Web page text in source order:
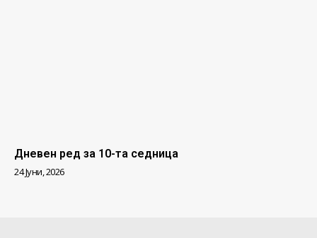
Дневен ред за 10-та седница
24 Јуни, 2026